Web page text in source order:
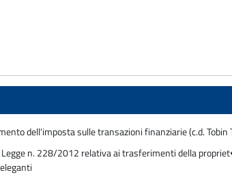
dell'imposta sulle transazioni finanziarie (c.d. Tobin
n. 228/2012 relativa ai trasferimenti della